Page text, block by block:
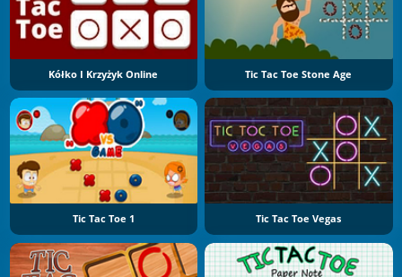
Kółko I Krzyżyk Online Tic Tac Toe Stone Age
Tic Tac Toe 1 Tic Tac Toe Vegas